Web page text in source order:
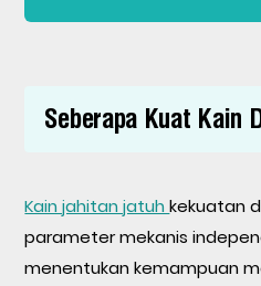
Seberapa Kuat Kain
Kain jahitan jatuhkekuatan
parameter mekanis
menentukan kemampuan